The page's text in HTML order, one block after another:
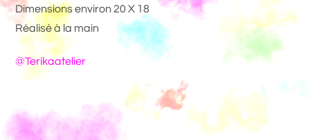
Dimensions environ 20 X 18
Réalisé à la main
@Terikaatelier